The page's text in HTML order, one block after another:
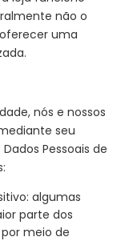
não o
uma
nós e nossos
seu
Pessoais de
algumas
parte dos
meio de